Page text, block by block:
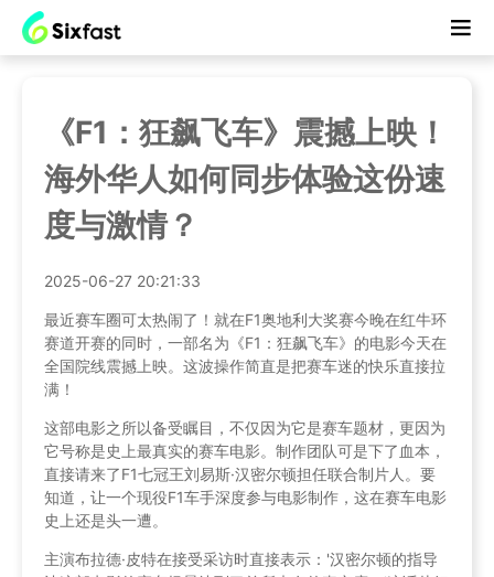
《F1：狂飙飞车》震撼上映！
海外华人如何同步体验这份速
度与激情？
2025-06-27 20:21:33
最近赛车圈可太热闹了！就在F1奥地利大奖赛今晚在红牛环
赛道开赛的同时，一部名为《F1：狂飙飞车》的电影今天在
全国院线震撼上映。这波操作简直是把赛车迷的快乐直接拉
满！
这部电影之所以备受瞩目，不仅因为它是赛车题材，更因为
它号称是史上最真实的赛车电影。制作团队可是下了血本，
直接请来了F1七冠王刘易斯·汉密尔顿担任联合制片人。要
知道，让一个现役F1车手深度参与电影制作，这在赛车电影
史上还是头一遭。
主演布拉德·皮特在接受采访时直接表示：'汉密尔顿的指导